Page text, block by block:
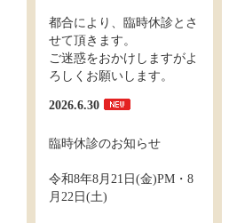
都合により、臨時休診とさ
せて頂きます。
ご迷惑をおかけしますがよ
ろしくお願いします。
2026.6.30
臨時休診のお知らせ
令和8年8月21日(金)PM・8
月22日(土)